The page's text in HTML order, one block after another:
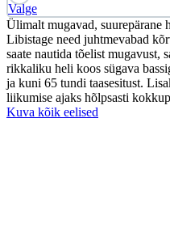
Valge
Ülimalt mugavad, suurepärane
Libistage need juhtmevabad
saate nautida tõelist mugavust,
rikkaliku heli koos sügava
ja kuni 65 tundi taasesitust.
liikumise ajaks hõlpsasti
Kuva kõik eelised